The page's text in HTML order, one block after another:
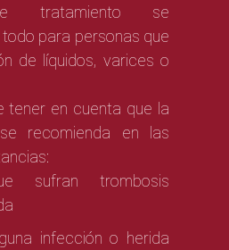
tratamiento se
para personas que
de líquidos, varices o
tener en cuenta que la
recomienda en las
sufran trombosis
infección o herida